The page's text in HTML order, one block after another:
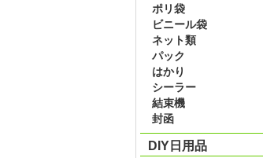
ポリ袋
ビニール袋
ネット類
パック
はかり
シーラー
結束機
封函
DIY日用品